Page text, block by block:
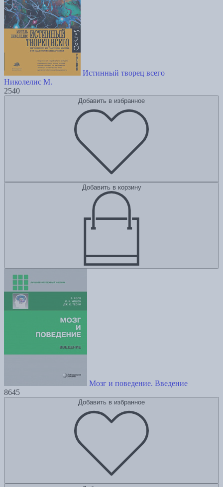
Истинный творец всего
Николелис М.
2540
Добавить в избранное
Добавить в корзину
Мозг и поведение. Введение
8645
Добавить в избранное